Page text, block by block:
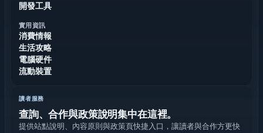
開發工具
實用資訊
消費情報
生活攻略
電腦硬件
流動裝置
讀者服務
查詢、合作與政策說明集中在這裡。
提供站點說明、內容原則與政策頁快捷入口，讓讀者與合作方更快